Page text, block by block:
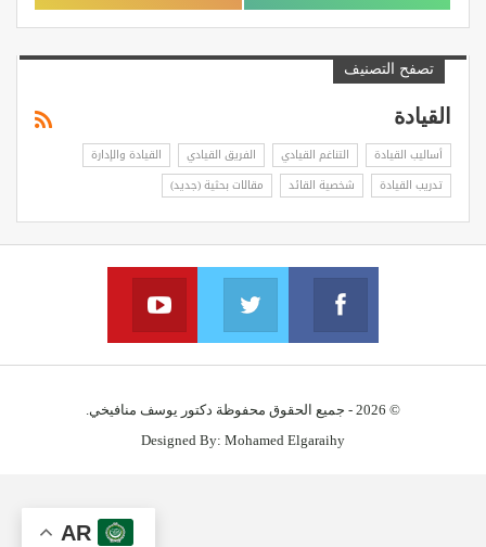
تصفح التصنيف
القيادة
أساليب القيادة التناغم القيادي الفريق القيادي
القيادة والإدارة
تدريب القيادة
شخصية القائد مقالات بحثية (جديد)
Facebook
Join us on facebook
Twitter
Join us via twitter
© 2026 - جميع الحقوق محفوظة دكتور يوسف منافيخي.
Designed By: Mohamed Elgaraihy
AR